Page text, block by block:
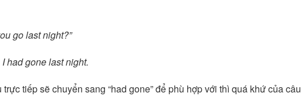
go last night?”
had gone last night.
trực tiếp sẽ chuyển sang “had gone” để phù hợp với thì quá khứ của câu